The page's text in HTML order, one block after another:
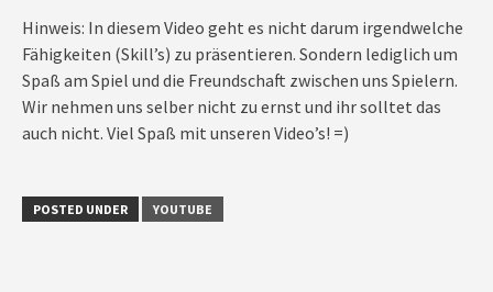
Hinweis: In diesem Video geht es nicht darum irgendwelche
Fähigkeiten (Skill’s) zu präsentieren. Sondern lediglich um
Spaß am Spiel und die Freundschaft zwischen uns Spielern.
Wir nehmen uns selber nicht zu ernst und ihr solltet das
auch nicht. Viel Spaß mit unseren Video’s! =)
POSTED UNDER YOUTUBE